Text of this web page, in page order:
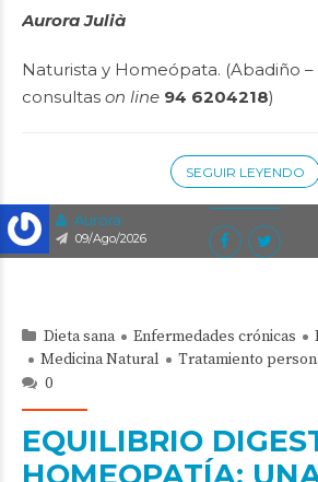
Aurora
09/Ago/2026
Aurora Julià
Naturista y Homeópata. (Abadiño –
consultas on line 94 6204218)
SEGUIR LEYENDO
Dieta sana Enfermedades crónicas
Medicina Natural
Tratamiento
0
EQUILIBRIO
HOMEOPATÍA: